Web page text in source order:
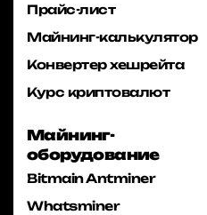
Прайс-лист
Майнинг-калькулятор
Конвертер хешрейта
Курс криптовалют
Майнинг-
оборудование
Bitmain Antminer
Whatsminer